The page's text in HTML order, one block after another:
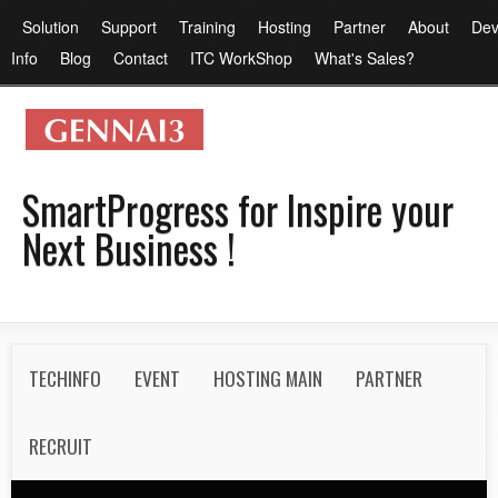
コ
ン
ン
ツ
に
動
メ
イ
ン
ニ
ー
Solution Support Training Hosting Partner About
Info
Blog Contact ITC WorkShop What's Sales?
SmartProgress for Inspire your
Next Business !
o
TECHINFO EVENT HOSTING MAIN PARTNER
RECRUIT